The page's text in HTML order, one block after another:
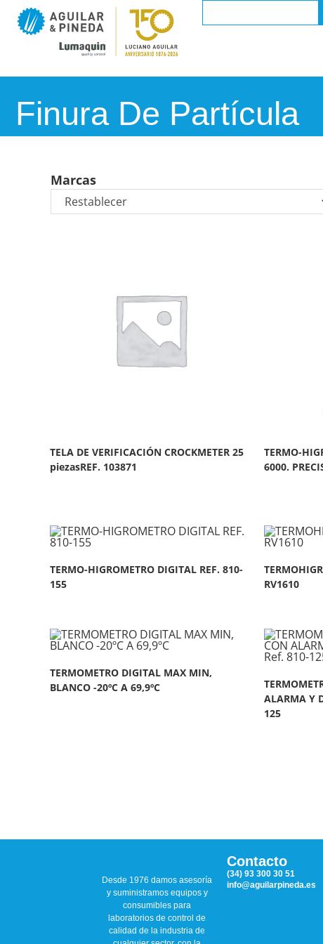
Finura De Partícula
Marcas
TELA DE VERIFICACIÓN CROCKMETER 25
piezasREF. 103871
TERMO-
6000.
TERMO-HIGROMETRO DIGITAL REF. 810-
155
RV1610
TERMOMETRO DIGITAL MAX MIN,
BLANCO -20ºC A 69,9ºC
ALARMA Y
125
Desde 1976 damos asesoría
y suministramos equipos y
consumibles para
laboratorios de control de
calidad de la industria de
Contacto
(34) 93 300 30 51
info@aguilarpineda.es